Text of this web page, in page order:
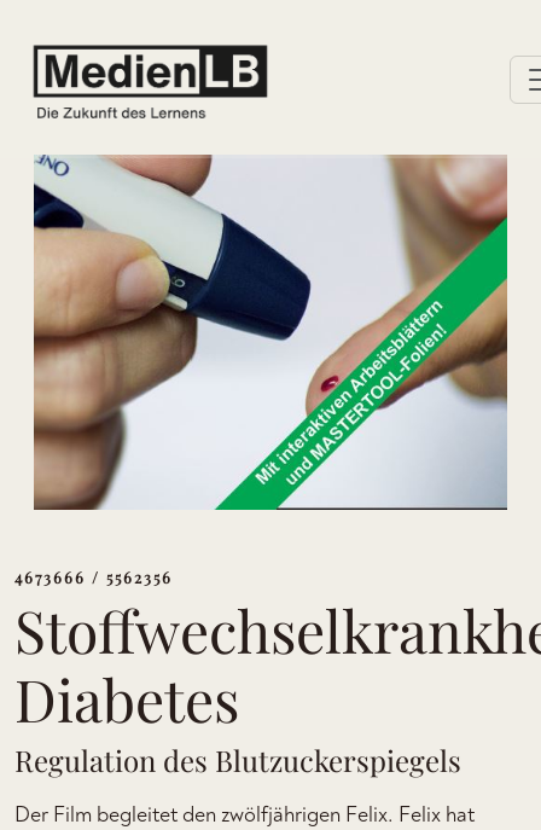
4673666 / 5562356
Diabetes
Regulation des Blutzuckerspiegels
Der Film begleitet den zwölfjährigen Felix. Felix hat